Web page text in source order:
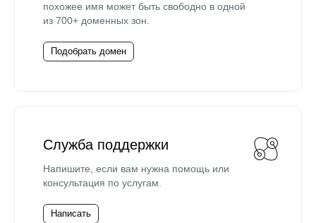
похожее имя может быть свободно в одной
из 700+ доменных зон.
Подобрать домен
Служба поддержки
Напишите, если вам нужна помощь или
консультация по услугам.
Написать